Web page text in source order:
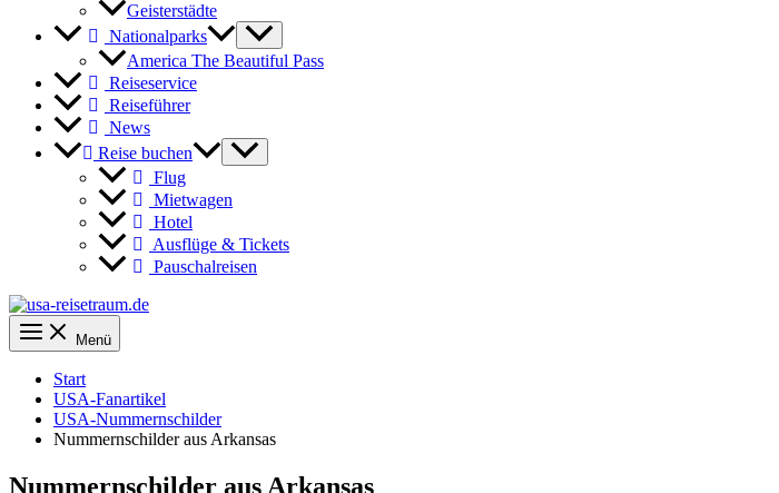
Geisterstädte
Nationalparks
America The Beautiful Pass
Reiseservice
Reiseführer
News
Reise buchen
Flug
Mietwagen
Hotel
Ausflüge & Tickets
Pauschalreisen
Menü
Start
USA-Fanartikel
USA-Nummernschilder
Nummernschilder aus Arkansas
Nummernschilder aus Arkansas